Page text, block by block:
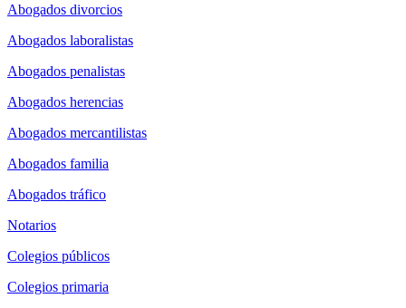
Abogados divorcios
Abogados laboralistas
Abogados penalistas
Abogados herencias
Abogados mercantilistas
Abogados familia
Abogados tráfico
Notarios
Colegios públicos
Colegios primaria